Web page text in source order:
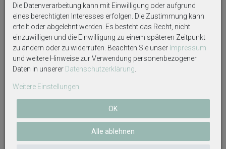
Deko Polyresin 21cm
Herbst Winter 7,5cm H
Die Datenverarbeitung kann mit Einwilligung oder aufgrund
eines berechtigten Interesses erfolgen. Die Zustimmung kann
erteilt oder abgelehnt werden. Es besteht das Recht, nicht
einzuwilligen und die Einwilligung zu einem späteren Zeitpunkt
zu ändern oder zu widerrufen. Beachten Sie unser Impressum
und weitere Hinweise zur Verwendung personenbezogener
Daten in unserer Daten­schutz­erklärung.
Weitere Einstellungen
OK
Alle ablehnen